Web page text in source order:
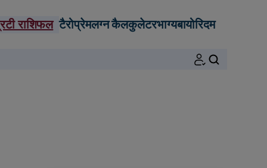
राशिफल टैरोप्रेमलग्न कैलकुलेटरभाग्यबायोरिदम